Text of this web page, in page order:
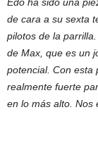
Edo ha sido una
de cara a su sexta
pilotos de la
de Max, que es un
potencial. Con esta
realmente fuerte
en lo más alto. Nos